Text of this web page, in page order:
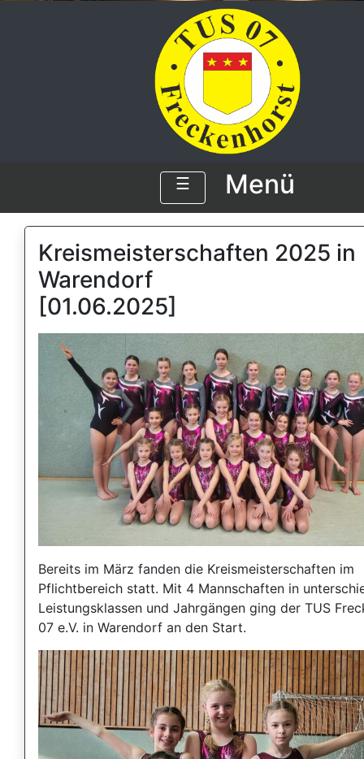
☰ Menü
Kreismeisterschaften 2025 in
Warendorf
[01.06.2025]
Bereits im März fanden die Kreismeisterschaften im
Pflichtbereich statt. Mit 4 Mannschaften in
Leistungsklassen und Jahrgängen ging der TUS
07 e.V. in Warendorf an den Start.